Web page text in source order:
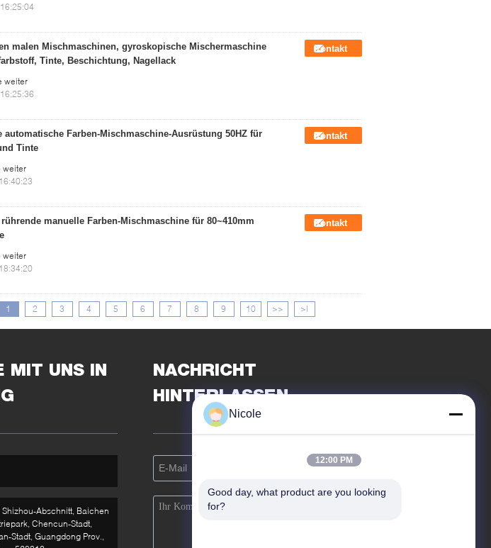
malen Mischmaschinen, gyroskopische Mischermaschine
Tinte, Beschichtung, Nagellack
Kontakt
weiter
automatische Farben-Mischmaschine-Ausrüstung 50HZ für
Tinte
Kontakt
weiter
manuelle Farben-Mischmaschine für 80~410mm
Kontakt
weiter
1 2 3 4 5 6 7 8 9 10 >> >|
MIT UNS IN
Shizhou-Abschnitt, Baichen
Chencun-Stadt,
Stadt, Guangdong Prov.,
NACHRICHT
HINTERLASSEN
Nicole
12:00 PM
Good day, what product are you looking
for?